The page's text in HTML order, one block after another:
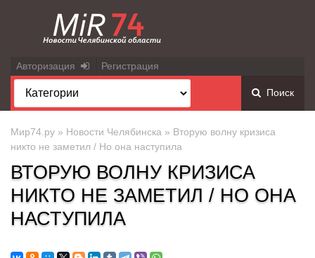
Авторизация Регистрация
Поиск
Мир74.ру » Новости Челябинска » Вторую волну кризиса
никто не заметил / Но она наступила
ВТОРУЮ ВОЛНУ КРИЗИСА
НИКТО НЕ ЗАМЕТИЛ / НО ОНА
НАСТУПИЛА